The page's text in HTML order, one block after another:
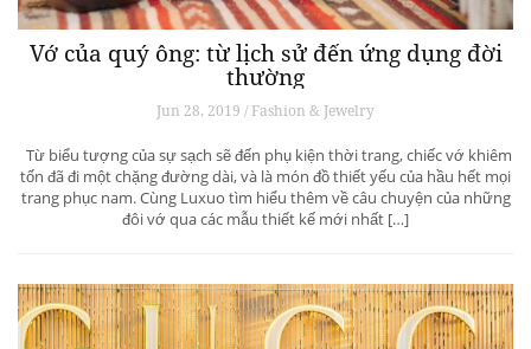
Vớ của quý ông: từ lịch sử đến ứng dụng đời
thường
Jun 28, 2019 / Fashion & Jewelry
Từ biểu tượng của sự sạch sẽ đến phụ kiện thời trang, chiếc vớ khiêm
tốn đã đi một chặng đường dài, và là món đồ thiết yếu của hầu hết mọi
trang phục nam. Cùng Luxuo tìm hiểu thêm về câu chuyện của những
đôi vớ qua các mẫu thiết kế mới nhất […]